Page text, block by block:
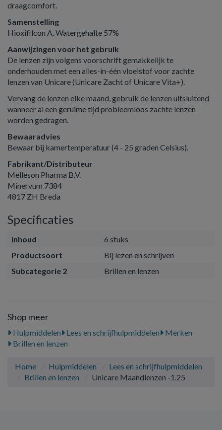
draagcomfort.
Samenstelling
Hioxifilcon A. Watergehalte 57%
Aanwijzingen voor het gebruik
De lenzen zijn volgens voorschrift gemakkelijk te
onderhouden met een alles-in-één vloeistof voor zachte
lenzen van Unicare (Unicare Zacht of Unicare Vita+).
Vervang de lenzen elke maand, gebruik de lenzen uitsluitend
wanneer al een geruime tijd probleemloos zachte lenzen
worden gedragen.
Bewaaradvies
Bewaar bij kamertemperatuur (4 - 25 graden Celsius).
Fabrikant/Distributeur
Melleson Pharma B.V.
Minervum 7384
4817 ZH Breda
Specificaties
inhoud
6 stuks
Productsoort
Bij lezen en schrijven
Subcategorie 2
Brillen en lenzen
Shop meer
Hulpmiddelen Lees en schrijfhulpmiddelen
Merken
Brillen en lenzen
Home Hulpmiddelen
Lees en schrijfhulpmiddelen
Brillen en lenzen
Unicare Maandlenzen -1.25